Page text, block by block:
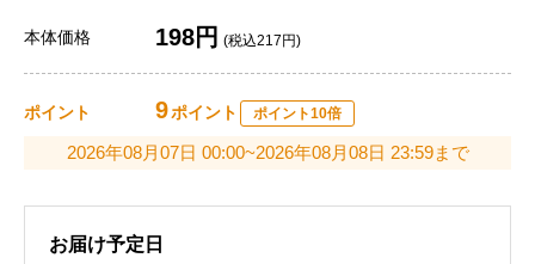
本体価格 198円 (税込217円)
ポイント 9ポイント ポイント10倍
2026年08月07日 00:00~2026年08月08日 23:59まで
お届け予定日